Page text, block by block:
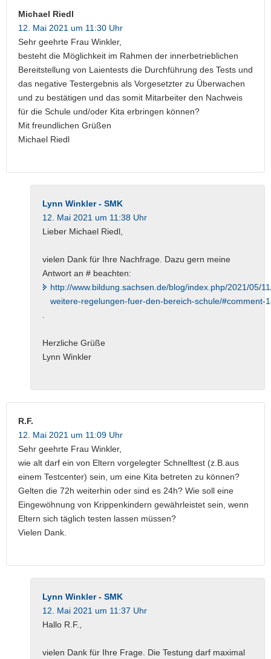
Michael Riedl
12. Mai 2021 um 11:30 Uhr
Sehr geehrte Frau Winkler,
besteht die Möglichkeit im Rahmen der innerbetrieblichen
Bereitstellung von Laientests die Durchführung des Tests und
das negative Testergebnis als Vorgesetzter zu Überwachen
und zu bestätigen und das somit Mitarbeiter den Nachweis
für die Schule und/oder Kita erbringen können?
Mit freundlichen Grüßen
Michael Riedl
Lynn Winkler - SMK
12. Mai 2021 um 11:38 Uhr
Lieber Michael Riedl,
vielen Dank für Ihre Nachfrage. Dazu gern meine
Antwort an # beachten:
http://www.bildung.sachsen.de/blog/index.php/2021/05/
weitere-regelungen-fuer-den-bereich-schule/#comment-
Herzliche Grüße
Lynn Winkler
R.F.
12. Mai 2021 um 11:09 Uhr
Sehr geehrte Frau Winkler,
wie alt darf ein von Eltern vorgelegter Schnelltest (z.B.aus
einem Testcenter) sein, um eine Kita betreten zu können?
Gelten die 72h weiterhin oder sind es 24h? Wie soll eine
Eingewöhnung von Krippenkindern gewährleistet sein, wenn
Eltern sich täglich testen lassen müssen?
Vielen Dank.
Lynn Winkler - SMK
12. Mai 2021 um 11:37 Uhr
Hallo R.F.,
vielen Dank für Ihre Frage. Die Testung darf maximal